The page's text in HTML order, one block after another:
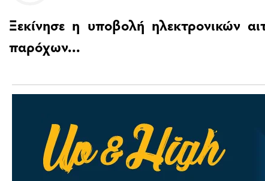
Ξεκίνησε η υποβολή ηλεκτρονικών
παρόχων...